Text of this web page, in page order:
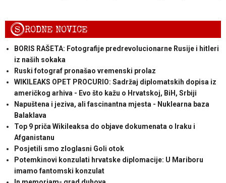
SRODNE NOVICE
BORIS RAŠETA: Fotografije predrevolucionarne Rusije i hitleri
iz naših sokaka
Ruski fotograf pronašao vremenski prolaz
WIKILEAKS OPET PROCURIO: Sadržaj diplomatskih dopisa iz
američkog arhiva - Evo što kažu o Hrvatskoj, BiH, Srbiji
Napuštena i jeziva, ali fascinantna mjesta - Nuklearna baza
Balaklava
Top 9 priča Wikileaksa do objave dokumenata o Iraku i
Afganistanu
Posjetili smo zloglasni Goli otok
Potemkinovi konzulati hrvatske diplomacije: U Mariboru
imamo fantomski konzulat